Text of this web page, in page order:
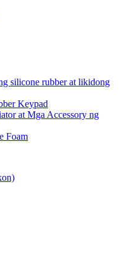
silicone rubber at likidong
Keypad
at Mga Accessory ng
Foam